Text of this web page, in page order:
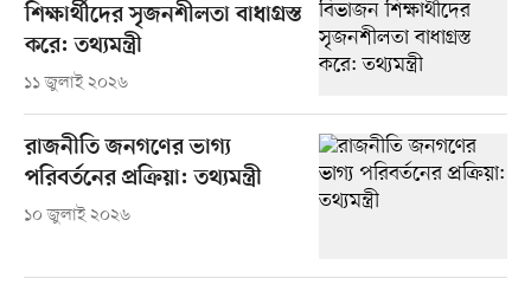
শিক্ষার্থীদের সৃজনশীলতা বাধাগ্রস্ত
করে: তথ্যমন্ত্রী
১১ জুলাই ২০২৬
রাজনীতি জনগণের ভাগ্য
পরিবর্তনের প্রক্রিয়া: তথ্যমন্ত্রী
১০ জুলাই ২০২৬